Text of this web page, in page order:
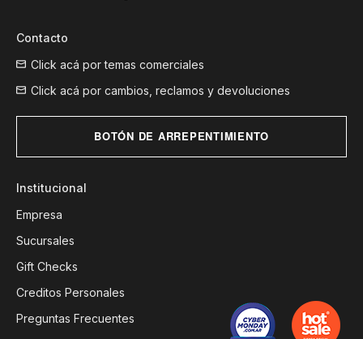
Institucional
Empresa
Sucursales
Gift Checks
Creditos Personales
Preguntas Frecuentes
Contacto
Click acá por temas comerciales
Click acá por cambios, reclamos y devoluciones
BOTÓN DE ARREPENTIMIENTO